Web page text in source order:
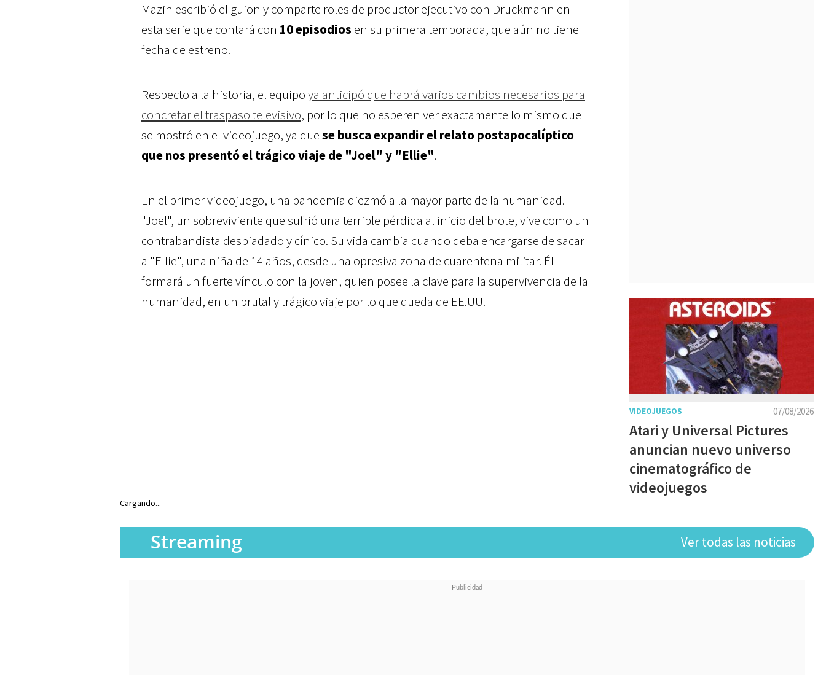
Mazin escribió el guion y comparte roles de productor ejecutivo con Druckmann en
esta serie que contará con 10 episodios en su primera temporada, que aún no tiene
fecha de estreno.
Respecto a la historia, el equipoya anticipó que habrá varios cambios necesarios para
concretar el traspaso televisivo, por lo que no esperen ver exactamente lo mismo que
se mostró en el videojuego, ya quese busca expandir el relato postapocalíptico
que nos presentó el trágico viaje de "Joel" y "Ellie".
En el primer videojuego, una pandemia diezmó a la mayor parte de la humanidad.
"Joel", un sobreviviente que sufrió una terrible pérdida al inicio del brote, vive como un
contrabandista despiadado y cínico. Su vida cambia cuando deba encargarse de sacar
a "Ellie", una niña de 14 años, desde una opresiva zona de cuarentena militar. Él
formará un fuerte vínculo con la joven, quien posee la clave para la supervivencia de la
humanidad, en un brutal y trágico viaje por lo que queda de EE.UU.
07/08/2026
VIDEOJUEGOS
Atari y Universal Pictures
anuncian nuevo universo
cinematográfico de
videojuegos
Cargando...
Ver todas las noticias
Streaming